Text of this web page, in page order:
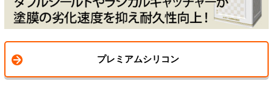
プレミアムシリコン